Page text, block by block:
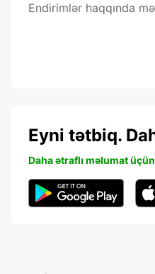
Endirimlər haqqında
Eyni tətbiq.
Daha ətraflı məlumat üçün